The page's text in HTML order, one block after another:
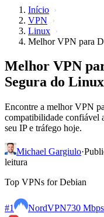
Início
VPN
Linux
Melhor VPN para
Melhor VPN
Segura do Linux
Encontre a melhor VPN
compatibilidade confiável
seu IP e tráfego hoje.
Michael Gargiulo·
leitura
Top VPNs for Debian
#1 NordVPN730